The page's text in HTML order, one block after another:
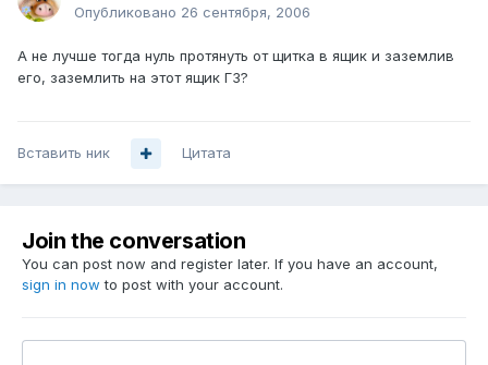
Опубликовано 26 сентября, 2006
А не лучше тогда нуль протянуть от щитка в ящик и заземлив
его, заземлить на этот ящик ГЗ?
Вставить ник Цитата
Join the conversation
You can post now and register later. If you have an account,
sign in now to post with your account.